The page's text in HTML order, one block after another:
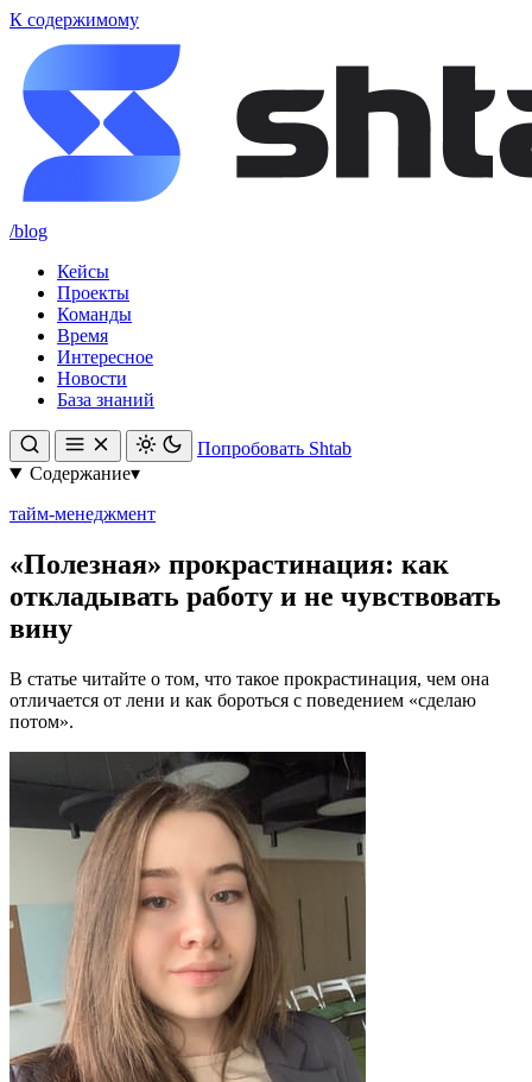
К содержимому
/blog
Кейсы
Проекты
Команды
Время
Интересное
Новости
База знаний
Попробовать Shtab
Содержание▾
тайм-менеджмент
«Полезная» прокрастинация: как
откладывать работу и не чувствовать
вину
В статье читайте о том, что такое прокрастинация, чем она
отличается от лени и как бороться с поведением «сделаю
потом».